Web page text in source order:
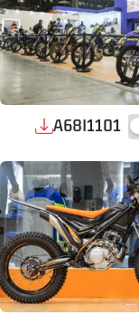
A68I1101